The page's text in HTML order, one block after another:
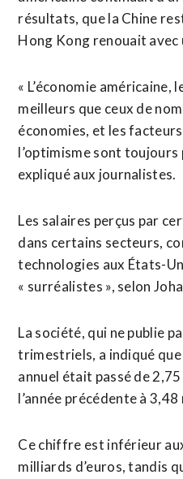
résultats, que ​la Chine
Hong Kong renouait
« L’économie américaine,
meilleurs que ceux de
économies, et les
l’optimisme sont toujours
expliqué aux journalistes.
Les salaires perçus par
dans certains secteurs,
technologies ‌aux États-
« surréalistes », selon
La société, qui ne publie
trimestriels, a indiqué
annuel était passé de
l’année précédente à
Ce chiffre est inférieur
milliards d’euros, tandis